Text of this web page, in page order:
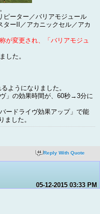
ピーター／バリアモジュール
ターII／アカニックセル／アカ
が変更され、「バリアモジュ
した。
ようになりました。
」の効果時間が、60秒→3分に
ードライヴ効果アップ」で能
した。
Reply With Quote
05-12-2015 03:33 PM